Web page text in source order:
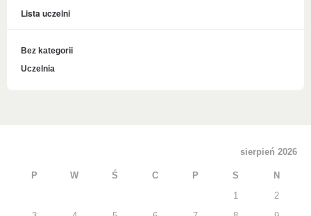
Lista uczelni
Bez kategorii
Uczelnia
sierpień 2026
P W Ś C P S N
1 2